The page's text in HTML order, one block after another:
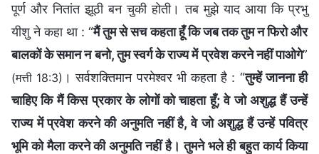
पूर्ण और नितांत झूठी बन चुकी होती। तब मुझे याद आया कि प्रभु
यीशु ने कहा था : “मैं तुम से सच कहता हूँ कि जब तक तुम न फिरो और
बालकों के समान न बनो, तुम स्वर्ग के राज्य में प्रवेश करने नहीं पाओगे”
(मत्ती 18:3) । सर्वशक्तिमान परमेश्वर भी कहता है : “तुम्हें जानना ही
चाहिए कि मैं किस प्रकार के लोगों को चाहता हूँ; वे जो अशुद्ध हैं उन्हें
राज्य में प्रवेश करने की अनुमति नहीं है, वे जो अशुद्ध हैं उन्हें पवित्र
भूमि को मैला करने की अनुमति नहीं है। तुमने भले ही बहुत कार्य किया